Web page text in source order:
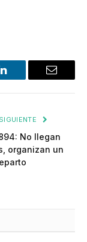
LinkedIn Email
No llegan
organizan un